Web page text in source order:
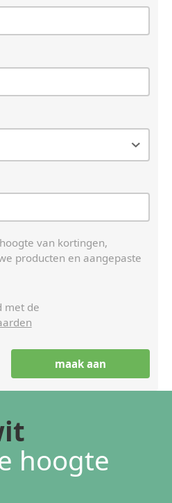
van kortingen,
producten en aangepaste
met de
hoogte